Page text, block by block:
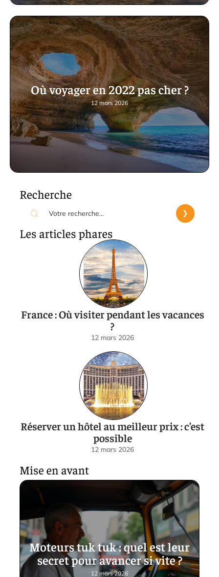
Où voyager en 2022 pas cher ?
12 mars 2026
Recherche
Les articles phares
France : Où visiter pendant les vacances
?
12 mars 2026
Réserver un hôtel au meilleur prix : c’est
possible
12 mars 2026
Mise en avant
Moteurs tuk tuk : quel est leur
secret pour avancer si vite ?
12 mars 2026